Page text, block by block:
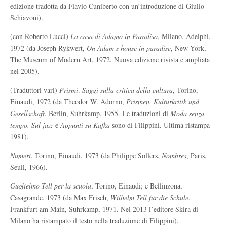
edizione tradotta da Flavio Cuniberto con un’introduzione di Giulio
Schiavoni).
(con Roberto Lucci) La casa di Adamo in Paradiso, Milano, Adelphi,
1972 (da Joseph Rykwert, On Adam’s house in paradise, New York,
The Museum of Modern Art, 1972. Nuova edizione rivista e ampliata
nel 2005).
(Traduttori vari) Prismi. Saggi sulla critica della cultura, Torino,
Einaudi, 1972 (da Theodor W. Adorno, Prismen. Kulturkritik und
Gesellschaft, Berlin, Suhrkamp, 1955. Le traduzioni di Moda senza
tempo. Sul jazz eAppunti su Kafka sono di Filippini. Ultima ristampa
1981).
Numeri, Torino, Einaudi, 1973 (da Philippe Sollers, Nombres, Paris,
Seuil, 1966).
Guglielmo Tell per la scuola, Torino, Einaudi; e Bellinzona,
Casagrande, 1973 (da Max Frisch, Wilhelm Tell für die Schule,
Frankfurt am Main, Suhrkamp, 1971. Nel 2013 l’editore Skira di
Milano ha ristampato il testo nella traduzione di Filippini).